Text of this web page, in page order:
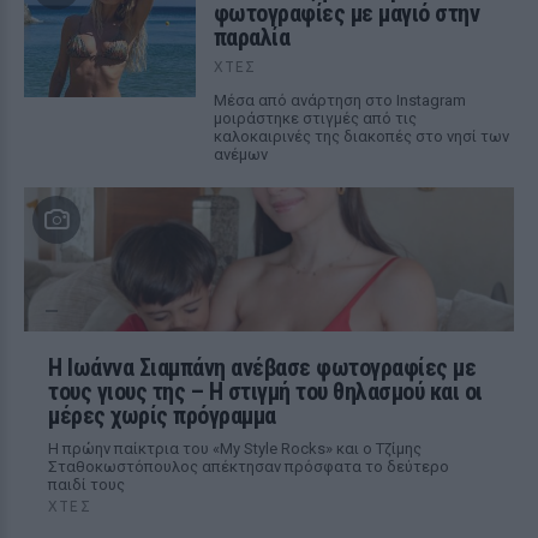
φωτογραφίες με μαγιό στην
παραλία
ΧΤΕΣ
Μέσα από ανάρτηση στο Instagram
μοιράστηκε στιγμές από τις
καλοκαιρινές της διακοπές στο νησί των
ανέμων
H Ιωάννα Σιαμπάνη ανέβασε φωτογραφίες με
τους γιους της – Η στιγμή του θηλασμού και οι
μέρες χωρίς πρόγραμμα
Η πρώην παίκτρια του «My Style Rocks» και ο Τζίμης
Σταθοκωστόπουλος απέκτησαν πρόσφατα το δεύτερο
παιδί τους
ΧΤΕΣ